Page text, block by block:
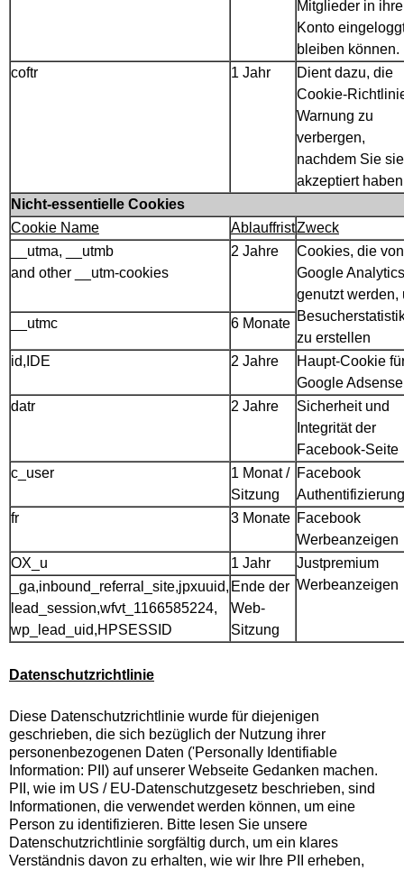
Mitglieder in
Konto
bleiben können.
coftr
1 Jahr
Dient dazu, die
Cookie-
Warnung zu
verbergen,
nachdem Sie sie
akzeptiert haben
Nicht-essentielle Cookies
Cookie Name
AblauffristZweck
__utma, __utmb
and other __utm-cookies
2 Jahre
Cookies, die von
Google Analytics
genutzt werden,
zu erstellen
__utmc 6 Monate
id,IDE 2 Jahre
Haupt-Cookie
Google Adsense
datr
2 Jahre
Sicherheit und
Integrität der
Facebook-Seite
c_user
1 Monat /
Sitzung
Facebook
Authentifizierung
fr
3 Monate Facebook
Werbeanzeigen
OX_u
1 Jahr
Justpremium
Werbeanzeigen
_ga,inbound_referral_site,jpxuuid,
lead_session,wfvt_1166585224,
wp_lead_uid,HPSESSID
Ende der
Web-
Sitzung
Datenschutzrichtlinie
Diese Datenschutzrichtlinie wurde für diejenigen
geschrieben, die sich bezüglich der Nutzung ihrer
personenbezogenen Daten ('Personally Identifiable
Information: PII) auf unserer Webseite Gedanken machen.
PII, wie im US / EU-Datenschutzgesetz beschrieben, sind
Informationen, die verwendet werden können, um eine
Person zu identifizieren. Bitte lesen Sie unsere
Datenschutzrichtlinie sorgfältig durch, um ein klares
Verständnis davon zu erhalten, wie wir Ihre PII erheben,